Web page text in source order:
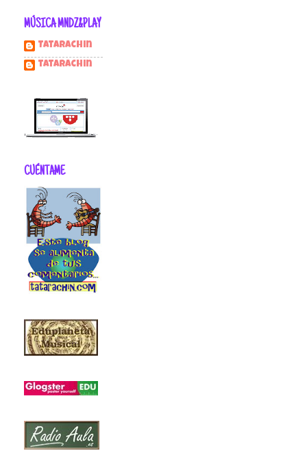
MÚSICA MNDZ&PLAY
Tatarachin
tatarachin
CUÉNTAME